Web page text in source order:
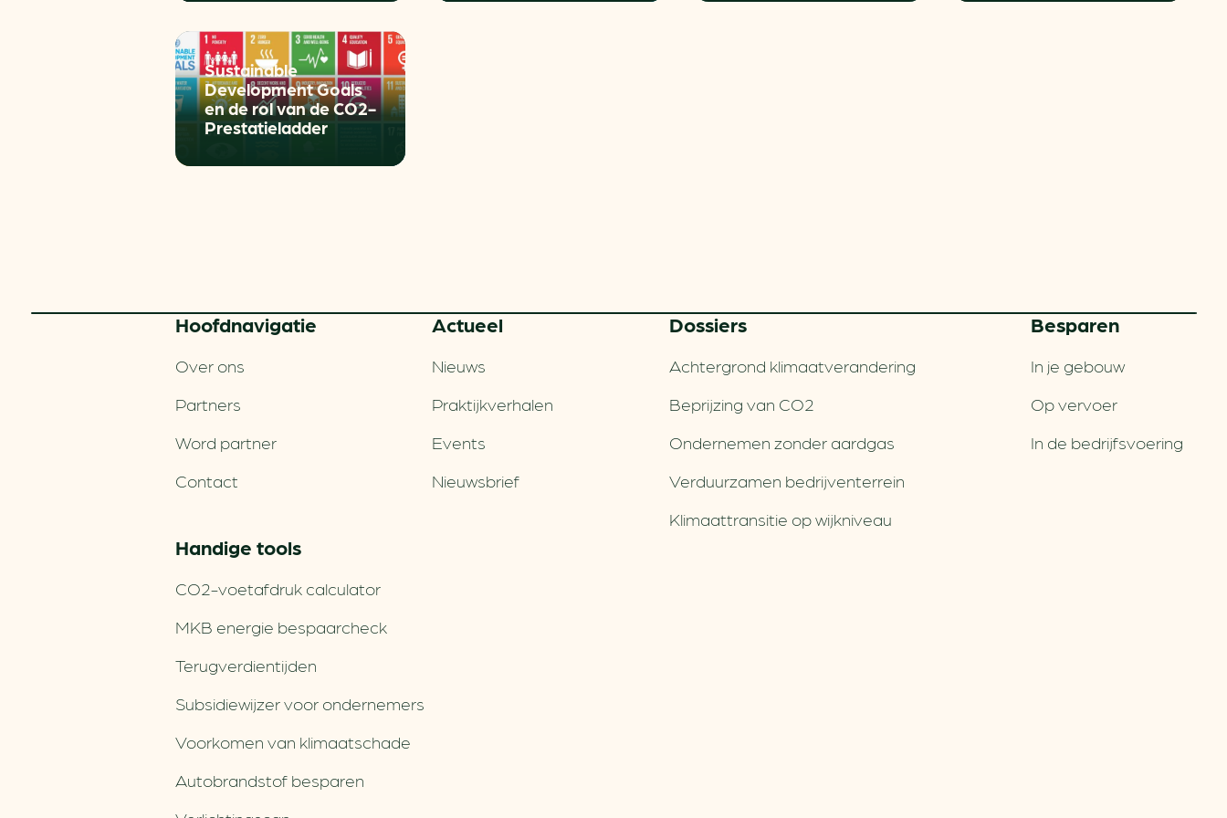
Sustainable
Development Goals
en de rol van de CO2-
Prestatieladder
Hoofd­navigatie
Over ons
Partners
Word partner
Contact
Actueel
Nieuws
Praktijkverhalen
Events
Nieuwsbrief
Dossiers
Achtergrond klimaatverandering
Beprijzing van CO2
Ondernemen zonder aardgas
Verduurzamen bedrijventerrein
Klimaattransitie op wijkniveau
Besparen
In je gebouw
Op vervoer
In de bedrijfsvoering
Handige tools
CO2-voetafdruk calculator
MKB energie bespaarcheck
Terugverdien­tijden
Subsidiewijzer voor ondernemers
Voorkomen van klimaatschade
Autobrandstof besparen